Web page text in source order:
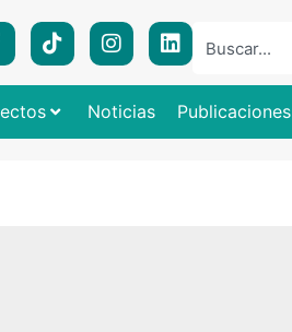
Noticias Publicaciones